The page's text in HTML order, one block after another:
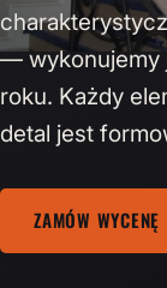
— wykonujemy
roku. Każdy
detal jest
ZAMÓW WYCENĘ